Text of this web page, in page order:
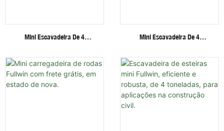
Mini Escavadeira De 4
Fechada, Braço Articulado,
Sistema Hidráulico Potente E
Confiável.
Mini Escavadeira De 4
Aço, Motor Invisível De Alta
Eficiência Para Altas E Baixas
Velocidades